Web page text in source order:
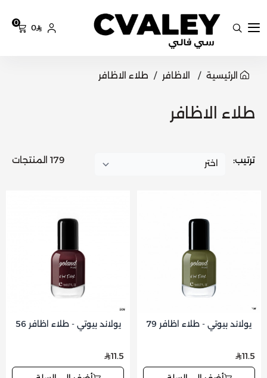
سي فالي
0
0
الرئيسية الاظافر طلاء الاظافر
طلاء الاظافر
ترتيب: 179 المنتجات
يولاند بيوتي - طلاء اظافر 79
11.5
يولاند بيوتي - طلاء اظافر 56
11.5